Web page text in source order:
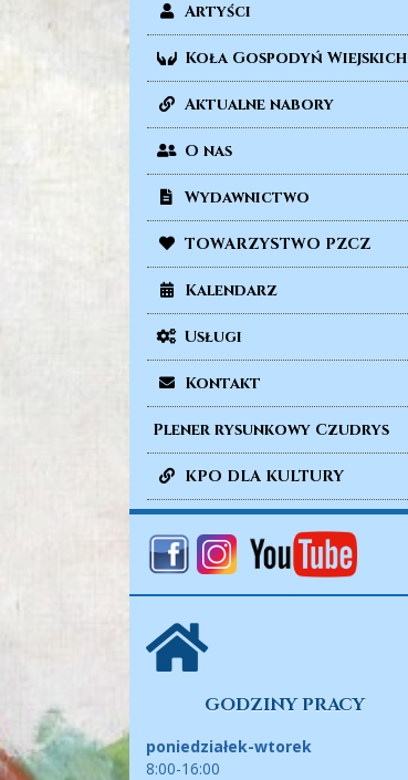
Artyści
Koła Gospodyń Wiejskich
Aktualne nabory
O nas
Wydawnictwo
TOWARZYSTWO PZCZ
Kalendarz
Usługi
Kontakt
Plener rysunkowy Czudrys
KPO DLA KULTURY
GODZINY PRACY
poniedziałek-wtorek
8:00-16:00